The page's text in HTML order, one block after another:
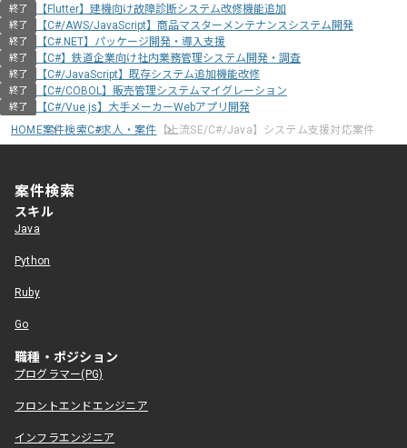
終了 【Flutter】建機向け故障診断システム改修機能追加
終了 【C#/AWS/JavaScript】商品マスターメンテナンスシステム開発
終了 【C#.NET】パッケージ開発・導入支援
終了 【C#】鉄道企業向け社内業務管理システム開発・調査
終了 【C#/JavaScript】既存システム追加機能改修
終了 【C#/COBOL】販売管理システムマイグレーション
終了
【C#/Vue.js】大手メーカーWebアプリ開発
HOME案件検索C#求人・案件 【上流SE/C#/Java】システム支援対応案件
案件検索
スキル
Java
Python
Ruby
Go
職種・ポジション
プログラマー(PG)
フロントエンドエンジニア
インフラエンジニア